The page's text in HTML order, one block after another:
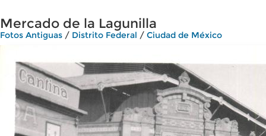
Mercado de la Lagunilla
Fotos Antiguas / Distrito Federal / Ciudad de México